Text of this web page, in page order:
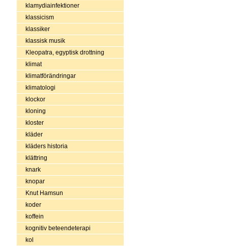
klamydiainfektioner
klassicism
klassiker
klassisk musik
Kleopatra, egyptisk drottning
klimat
klimatförändringar
klimatologi
klockor
kloning
kloster
kläder
kläders historia
klättring
knark
knopar
Knut Hamsun
koder
koffein
kognitiv beteendeterapi
kol